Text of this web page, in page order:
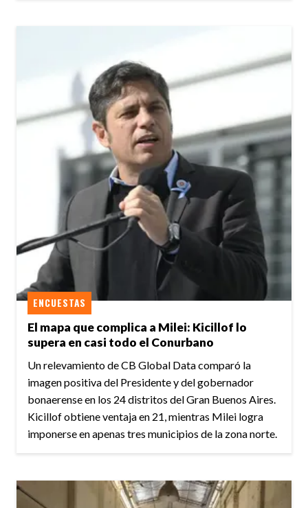
El mapa que complica a Milei: Kicillof lo
supera en casi todo el Conurbano
ENCUESTAS
Un relevamiento de CB Global Data comparó la
imagen positiva del Presidente y del gobernador
bonaerense en los 24 distritos del Gran Buenos Aires.
Kicillof obtiene ventaja en 21, mientras Milei logra
imponerse en apenas tres municipios de la zona norte.